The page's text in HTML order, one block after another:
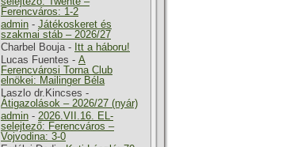
Ferencváros: 1-2
admin - Játékoskeret és
szakmai stáb – 2026/27
Charbel Bouja- Itt a háboru!
Lucas Fuentes - A
Ferencvárosi Torna Club
elnökei: Mailinger Béla
Laszlo dr.Kincses -
Átigazolások – 2026/27 (nyár)
admin - 2026.VII.16. EL-
selejtező: Ferencváros –
Vojvodina: 3-0